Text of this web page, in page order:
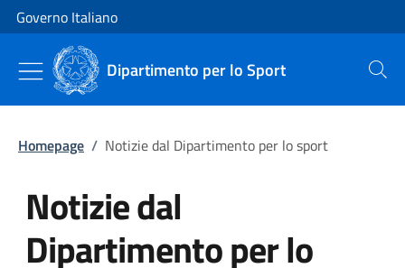
Vai al contenuto
Vai alla navigazione del sito
Governo Italiano
Dipartimento per lo Sport Cerca
Homepage / Notizie dal Dipartimento per lo sport
Notizie dal
Dipartimento per lo